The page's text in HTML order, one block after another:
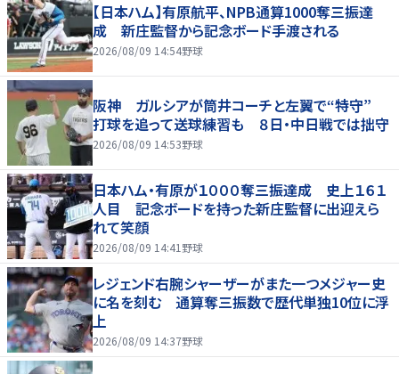
【日本ハム】有原航平、NPB通算1000奪三振達
成 新庄監督から記念ボード手渡される
2026/08/09 14:54野球
阪神 ガルシアが筒井コーチと左翼で“特守”
打球を追って送球練習も ８日・中日戦では拙守
2026/08/09 14:53野球
日本ハム・有原が１０００奪三振達成 史上１６１
人目 記念ボードを持った新庄監督に出迎えら
れて笑顔
2026/08/09 14:41 野球
レジェンド右腕シャーザーがまた一つメジャー史
に名を刻む 通算奪三振数で歴代単独10位に浮
上
2026/08/09 14:37野球